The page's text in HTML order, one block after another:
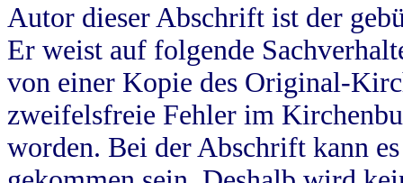
Autor dieser Abschrift ist der
Er weist auf folgende
von einer Kopie des Original-
zweifelsfreie Fehler im
worden. Bei der Abschrift kann